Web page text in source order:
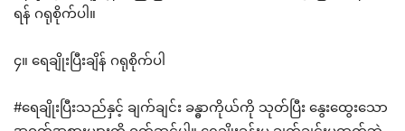
ရန် ဂရုစိုက်ပါ။
၄။ ရေချိုးပြီးချိန် ဂရုစိုက်ပါ
#ရေချိုးပြီးသည်နှင့် ချက်ချင်း ခန္ဓာကိုယ်ကို သုတ်ပြီး နွေးထွေးသော